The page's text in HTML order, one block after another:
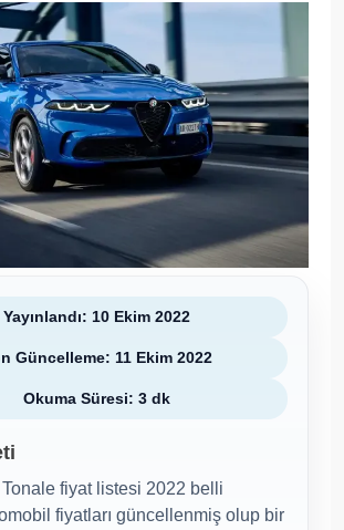
Yayınlandı: 10 Ekim 2022
Güncelleme: 11 Ekim 2022
Okuma Süresi: 3 dk
fiyat listesi 2022 belli
fiyatları güncellenmiş olup bir